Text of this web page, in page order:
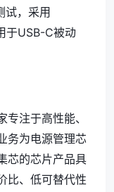
试，采用
于USB-C被动
注于高性能、
务为电源管理芯
芯的芯片产品具
比、低可替代性